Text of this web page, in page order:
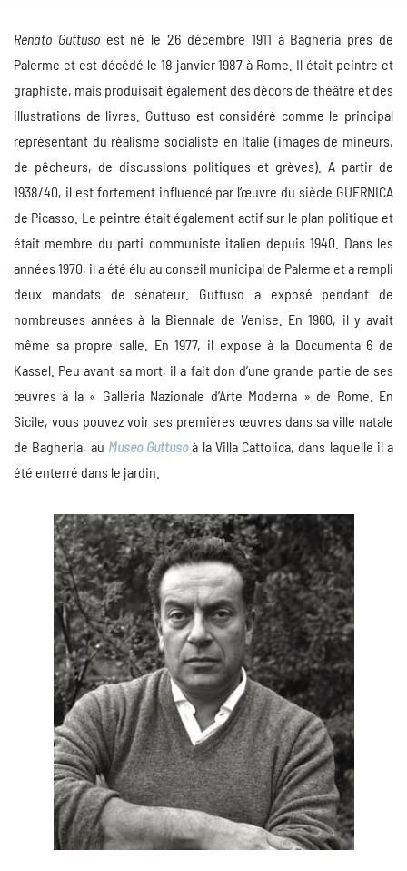
Renato Guttusoest né le 26 décembre 1911 à Bagheria près de
Palerme et est décédé le 18 janvier 1987 à Rome. Il était peintre et
graphiste, mais produisait également des décors de théâtre et des
illustrations de livres. Guttuso est considéré comme le principal
représentant du réalisme socialiste en Italie (images de mineurs,
de pêcheurs, de discussions politiques et grèves). A partir de
1938/40, il est fortement influencé par l’œuvre du siècle GUERNICA
de Picasso. Le peintre était également actif sur le plan politique et
était membre du parti communiste italien depuis 1940. Dans les
années 1970, il a été élu au conseil municipal de Palerme et a rempli
deux mandats de sénateur. Guttuso a exposé pendant de
nombreuses années à la Biennale de Venise. En 1960, il y avait
même sa propre salle. En 1977, il expose à la Documenta 6 de
Kassel. Peu avant sa mort, il a fait don d’une grande partie de ses
œuvres à la « Galleria Nazionale d’Arte Moderna » de Rome. En
Sicile, vous pouvez voir ses premières œuvres dans sa ville natale
de Bagheria, au Museo Guttusoà la Villa Cattolica, dans laquelle il a
été enterré dans le jardin.